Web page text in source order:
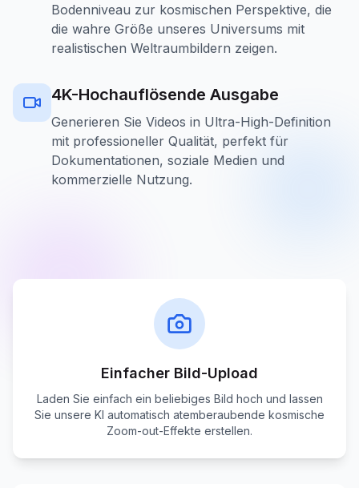
Bodenniveau zur kosmischen Perspektive, die
die wahre Größe unseres Universums mit
realistischen Weltraumbildern zeigen.
4K-Hochauflösende Ausgabe
Generieren Sie Videos in Ultra-High-Definition
mit professioneller Qualität, perfekt für
Dokumentationen, soziale Medien und
kommerzielle Nutzung.
Einfacher Bild-Upload
Laden Sie einfach ein beliebiges Bild hoch und lassen
Sie unsere KI automatisch atemberaubende kosmische
Zoom-out-Effekte erstellen.